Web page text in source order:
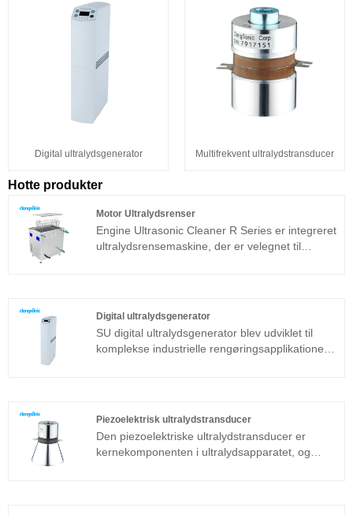
Digital ultralydsgenerator Multifrekvent ultralydstransducer
Hotte produkter
Motor Ultralydsrenser
Engine Ultrasonic Cleaner R Series er integreret
ultralydsrensemaskine, der er velegnet til
behov for fejlfinding på stedet. Det kan bruges
meget i metalprodukter, bildele, rengøring af
elektronik osv.
Digital ultralydsgenerator
SU digital ultralydsgenerator blev udviklet til
komplekse industrielle rengøringsapplikationer.
med enkelt hulrumsluftkanal, det har god
tilpasningsevne til det barske miljø. SU digital
ultralydsgenerator er velegnet til rengøring af
Piezoelektrisk ultralydstransducer
Den piezoelektriske ultralydstransducer er
kernekomponenten i ultralydsapparatet, og